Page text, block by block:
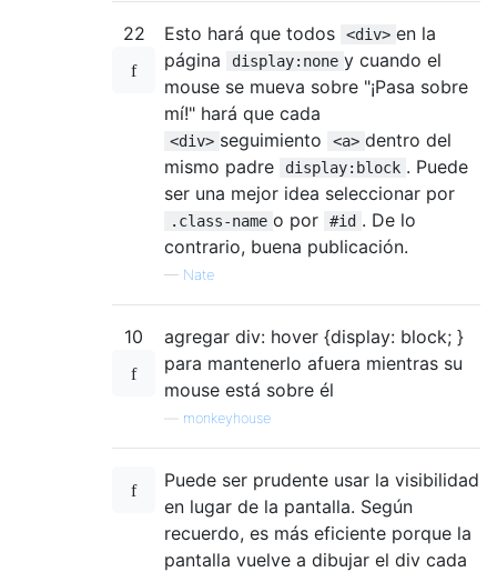
22 Esto hará que todos <div> en la
página
display:none y cuando el
mouse se mueva sobre "¡Pasa sobre
mí!" hará que cada
<div> seguimiento <a> dentro del
mismo padre
display:block . Puede
ser una mejor idea seleccionar por
.class-name o por #id . De lo
contrario, buena publicación.
— Nate
10
agregar div: hover {display: block; }
para mantenerlo afuera mientras su
mouse está sobre él
monkeyhouse
Puede ser prudente usar la visibilidad
en lugar de la pantalla. Según
recuerdo, es más eficiente porque la
pantalla vuelve a dibujar el div cada